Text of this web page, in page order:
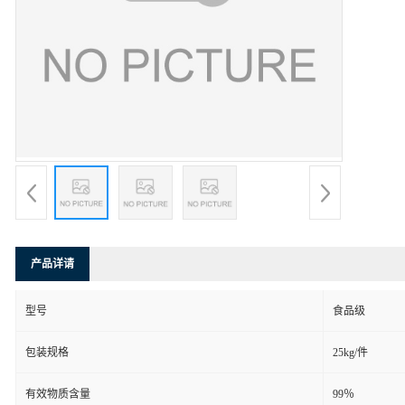
产品详请
型号 食品级
包装规格 25kg/件
有效物质含量 99％